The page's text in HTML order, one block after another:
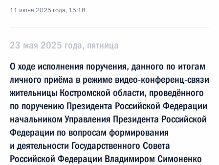
11 июня 2025 года, 15:18
23 мая 2025 года, пятница
О ходе исполнения поручения, данного по итогам
личного приёма в режиме видео-конференц-связи
жительницы Костромской области, проведённого
по поручению Президента Российской Федерации
начальником Управления Президента Российской
Федерации по вопросам формирования
и деятельности Государственного Совета
Российской Федерации Владимиром Симоненко